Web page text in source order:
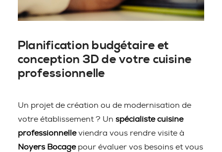
Planification budgétaire et
conception 3D de votre cuisine
professionnelle
Un projet de création ou de modernisation de
votre établissement ? Un spécialiste cuisine
professionnelleviendra vous rendre visite à
Noyers Bocagepour évaluer vos besoins et vous